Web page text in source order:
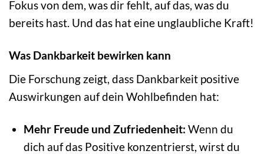
Fokus von dem, was dir fehlt, auf das, was du
bereits hast. Und das hat eine unglaubliche Kraft!
Was Dankbarkeit bewirken kann
Die Forschung zeigt, dass Dankbarkeit positive
Auswirkungen auf dein Wohlbefinden hat:
Mehr Freude und Zufriedenheit: Wenn du
dich auf das Positive konzentrierst, wirst du